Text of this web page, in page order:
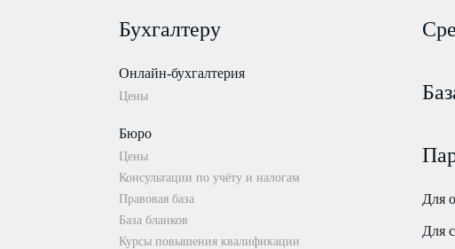
Бухгалтеру
Онлайн-бухгалтерия
Цены
Бюро
Цены
Консультации по учёту и налогам
Правовая база
База бланков
Курсы повышения квалификации
Для
Для